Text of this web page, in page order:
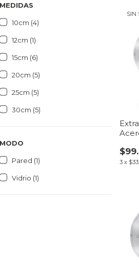
MEDIDAS
10cm (4)
12cm (1)
15cm (6)
20cm (5)
25cm (5)
30cm (5)
MODO
Pared (1)
Vidrio (1)
SIN
3 x